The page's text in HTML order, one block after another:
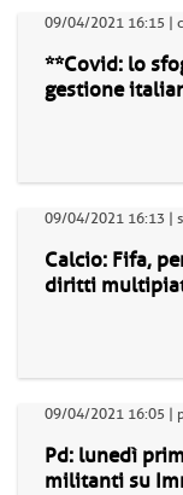
09/04/2021 16:15 |
**Covid: lo
gestione
09/04/2021 16:13 |
Calcio: Fifa,
diritti
09/04/2021 16:05 |
Pd: lunedì
militanti su